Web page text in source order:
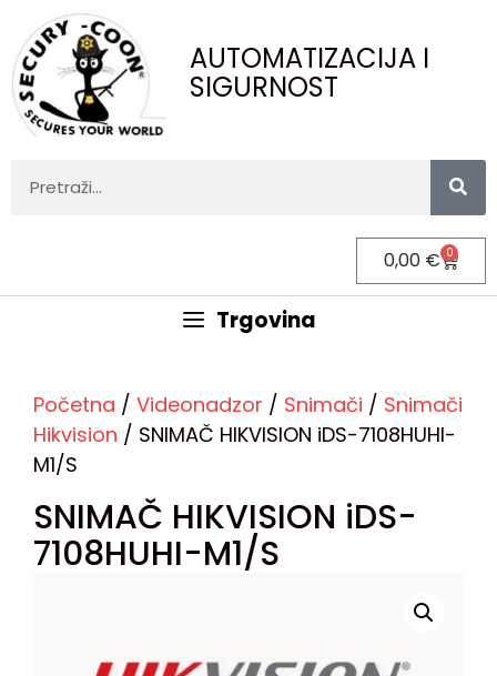
AUTOMATIZACIJA I
SIGURNOST
0,00 € 0
Trgovina
Početna / Videonadzor / Snimači / Snimači
Hikvision / SNIMAČ HIKVISION iDS-7108HUHI-
M1/S
SNIMAČ HIKVISION iDS-
7108HUHI-M1/S